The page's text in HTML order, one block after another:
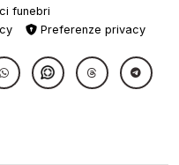
funebri
Preferenze privacy